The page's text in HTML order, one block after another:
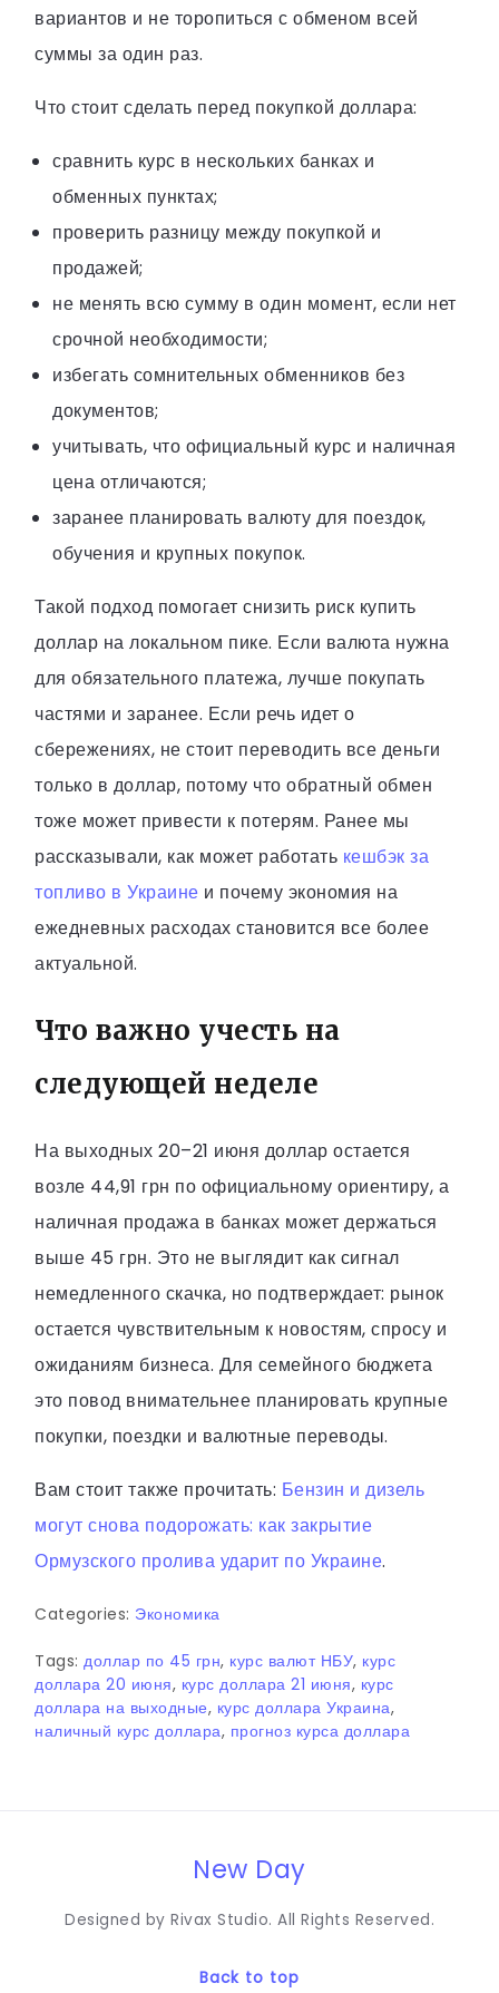
вариантов и не торопиться с обменом всей
суммы за один раз.
Что стоит сделать перед покупкой доллара:
сравнить курс в нескольких банках и
обменных пунктах;
проверить разницу между покупкой и
продажей;
не менять всю сумму в один момент, если нет
срочной необходимости;
избегать сомнительных обменников без
документов;
учитывать, что официальный курс и наличная
цена отличаются;
заранее планировать валюту для поездок,
обучения и крупных покупок.
Такой подход помогает снизить риск купить
доллар на локальном пике. Если валюта нужна
для обязательного платежа, лучше покупать
частями и заранее. Если речь идет о
сбережениях, не стоит переводить все деньги
только в доллар, потому что обратный обмен
тоже может привести к потерям. Ранее мы
рассказывали, как может работать кешбэк за
топливо в Украине и почему экономия на
ежедневных расходах становится все более
актуальной.
Что важно учесть на
следующей неделе
На выходных 20–21 июня доллар остается
возле 44,91 грн по официальному ориентиру, а
наличная продажа в банках может держаться
выше 45 грн. Это не выглядит как сигнал
немедленного скачка, но подтверждает: рынок
остается чувствительным к новостям, спросу и
ожиданиям бизнеса. Для семейного бюджета
это повод внимательнее планировать крупные
покупки, поездки и валютные переводы.
Вам стоит также прочитать: Бензин и дизель
могут снова подорожать: как закрытие
Ормузского пролива ударит по Украине.
Categories: Экономика
Tags: доллар по 45 грн, курс валют НБУ, курс
доллара 20 июня, курс доллара 21 июня, курс
доллара на выходные, курс доллара Украина,
наличный курс доллара, прогноз курса доллара
New Day
Designed by Rivax Studio. All Rights Reserved.
Back to top